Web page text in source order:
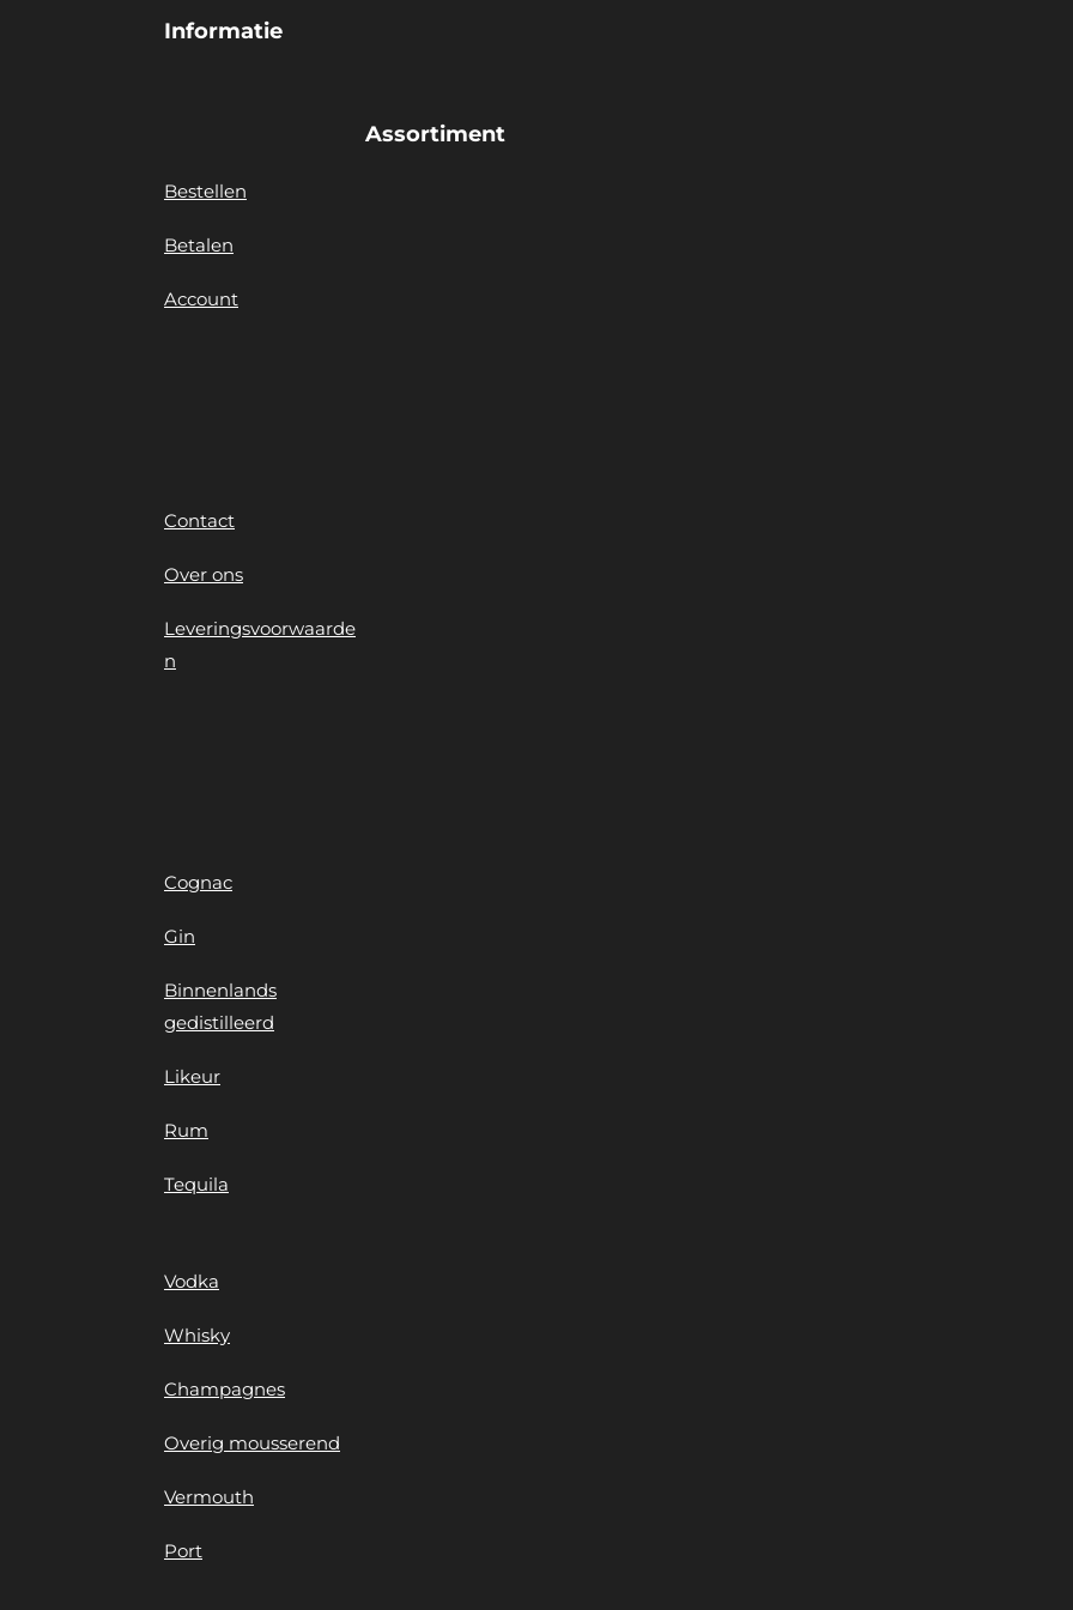
Informatie
Assortiment
Bestellen
Betalen
Account
Contact
Over ons
Leveringsvoorwaarde
n
Cognac
Gin
Binnenlands
gedistilleerd
Likeur
Rum
Tequila
Vodka
Whisky
Champagnes
Overig mousserend
Vermouth
Port